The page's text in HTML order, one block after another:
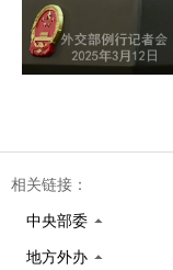
相关链接：
中央部委
地方外办